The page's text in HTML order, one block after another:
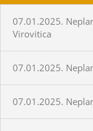
07.01.2025.
Virovitica
07.01.2025.
07.01.2025.